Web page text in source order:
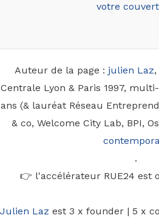
votre
Auteur de la page : julien Laz
Centrale Lyon & Paris 1997,
ans (& lauréat Réseau
& co, Welcome City Lab, BPI,
.
👉 l'accélérateur RUE24 est
Julien Laz est 3 x founder | 5 x